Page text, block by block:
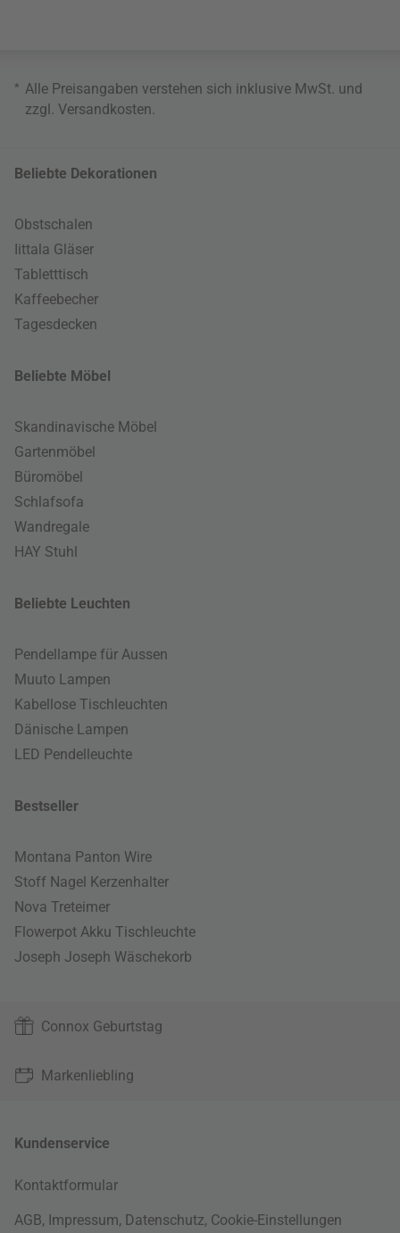
* Alle Preisangaben verstehen sich inklusive MwSt. und
zzgl. Versandkosten
Beliebte Dekorationen
Obstschalen
Iittala Gläser
Tabletttisch
Kaffeebecher
Tagesdecken
Beliebte Möbel
Skandinavische Möbel
Gartenmöbel
Büromöbel
Schlafsofa
Wandregale
HAY Stuhl
Beliebte Leuchten
Pendellampe für Aussen
Muuto Lampen
Kabellose Tischleuchten
Dänische Lampen
LED Pendelleuchte
Bestseller
Montana Panton Wire
Stoff Nagel Kerzenhalter
Nova Treteimer
Flowerpot Akku Tischleuchte
Joseph Joseph Wäschekorb
Connox Geburtstag
Markenliebling
Kundenservice
Kontaktformular
AGB, Impressum, Datenschutz, Cookie-Einstellungen